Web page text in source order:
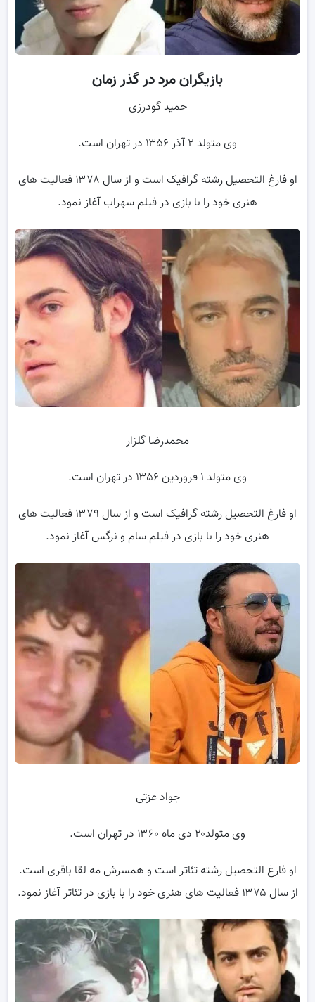
بازیگران مرد در گذر زمان
حمید گودرزی
وی متولد ۲ آذر ۱۳۵۶ در تهران است.
او فارغ التحصیل رشته گرافیک است و از سال ۱۳۷۸ فعالیت های
هنری خود را با بازی در فیلم سهراب آغاز نمود.
محمدرضا گلزار
وی متولد ۱ فروردین ۱۳۵۶ در تهران است.
او فارغ التحصیل رشته گرافیک است و از سال ۱۳۷۹ فعالیت های
هنری خود را با بازی در فیلم سام و نرگس آغاز نمود.
جواد عزتی
وی متولد۲۰ دی ماه ۱۳۶۰ در تهران است.
او فارغ التحصیل رشته تئاتر است و همسرش مه لقا باقری است.
از سال ۱۳۷۵ فعالیت های هنری خود را با بازی در تئاتر آغاز نمود.